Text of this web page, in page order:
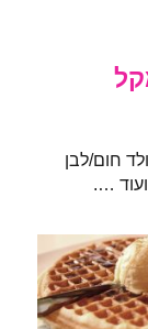
חום/לבן
….